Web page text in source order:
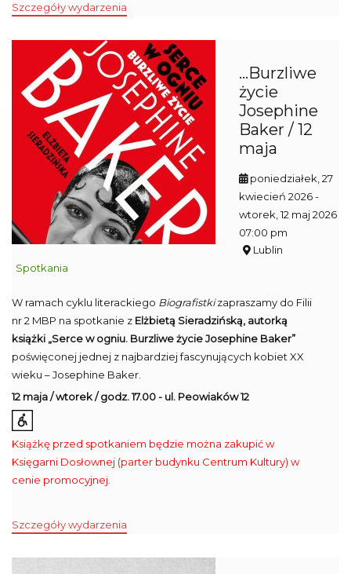
Szczegóły wydarzenia
...Burzliwe
życie
Josephine
Baker / 12
maja
poniedziałek, 27
kwiecień 2026-
wtorek, 12 maj 2026
07:00 pm
Lublin
Spotkania
W ramach cyklu literackiego Biografistkizapraszamy do Filii
nr 2 MBP na spotkanie z Elżbietą Sieradzińską, autorką
książki „Serce w ogniu. Burzliwe życie Josephine Baker”
poświęconej jednej z najbardziej fascynujących kobiet XX
wieku – Josephine Baker.
12 maja / wtorek / godz. 17.00 - ul. Peowiaków 12
Książkę przed spotkaniem będzie można zakupić w
Księgarni Dosłownej (parter budynku Centrum Kultury) w
cenie promocyjnej.
Szczegóły wydarzenia